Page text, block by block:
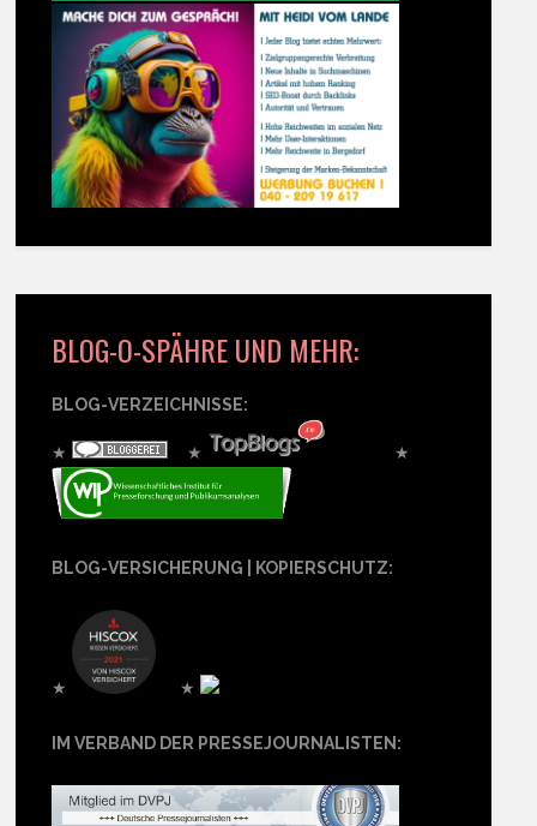
BLOG-O-SPÄHRE UND MEHR:
BLOG-VERZEICHNISSE:
★ ★ ★
BLOG-VERSICHERUNG | KOPIERSCHUTZ:
★ ★
IM VERBAND DER PRESSEJOURNALISTEN: